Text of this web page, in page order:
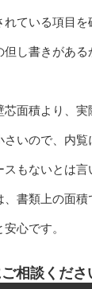
ている項目を
但し書きがある
芯面積より、
さいので、内覧
もないとは言
書類上の面積
心です。
相談くださ